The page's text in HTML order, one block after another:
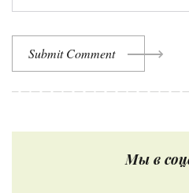
Submit Comment
Мы в